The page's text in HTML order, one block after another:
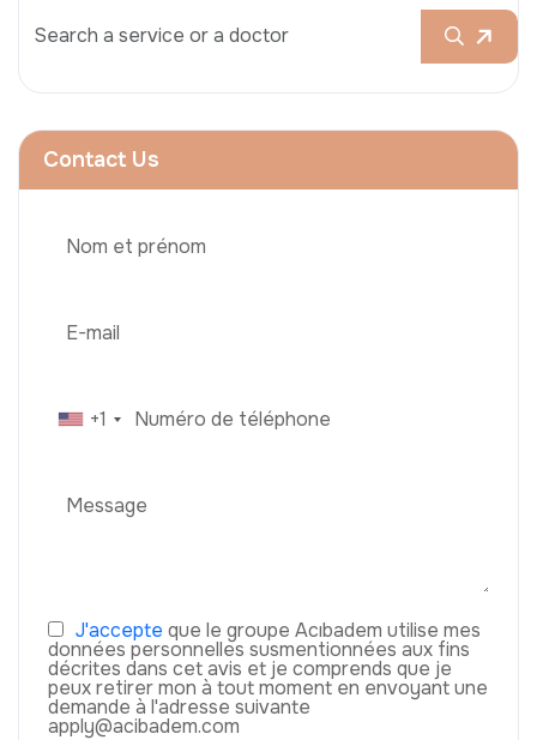
Contact Us
+1
J'accepte que le groupe Acıbadem utilise mes
données personnelles susmentionnées aux fins
décrites dans cet avis et je comprends que je
peux retirer mon à tout moment en envoyant une
demande à l'adresse suivante
apply@acibadem.com